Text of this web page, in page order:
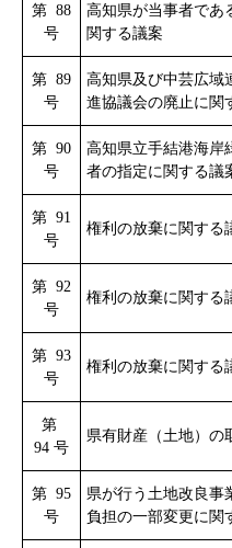
第 88
号
高知県が当事者であ
関する議案
第 89
号
高知県及び中芸広域
進協議会の廃止に関
第 90
号
高知県立手結港海岸
者の指定に関する議
第 91
号
権利の放棄に関する
第 92
号
権利の放棄に関する
第 93
号
権利の放棄に関する
第
94 号
県有財産（土地）の
第 95
号
県が行う土地改良事
負担の一部変更に関